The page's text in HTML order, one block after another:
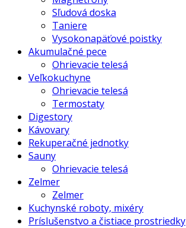
Sľudová doska
Taniere
Vysokonapäťové poistky
Akumulačné pece
Ohrievacie telesá
Veľkokuchyne
Ohrievacie telesá
Termostaty
Digestory
Kávovary
Rekuperačné jednotky
Sauny
Ohrievacie telesá
Zelmer
Zelmer
Kuchynské roboty, mixéry
Príslušenstvo a čistiace prostriedky